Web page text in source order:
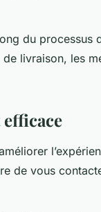
du processus
livraison, les
de vous